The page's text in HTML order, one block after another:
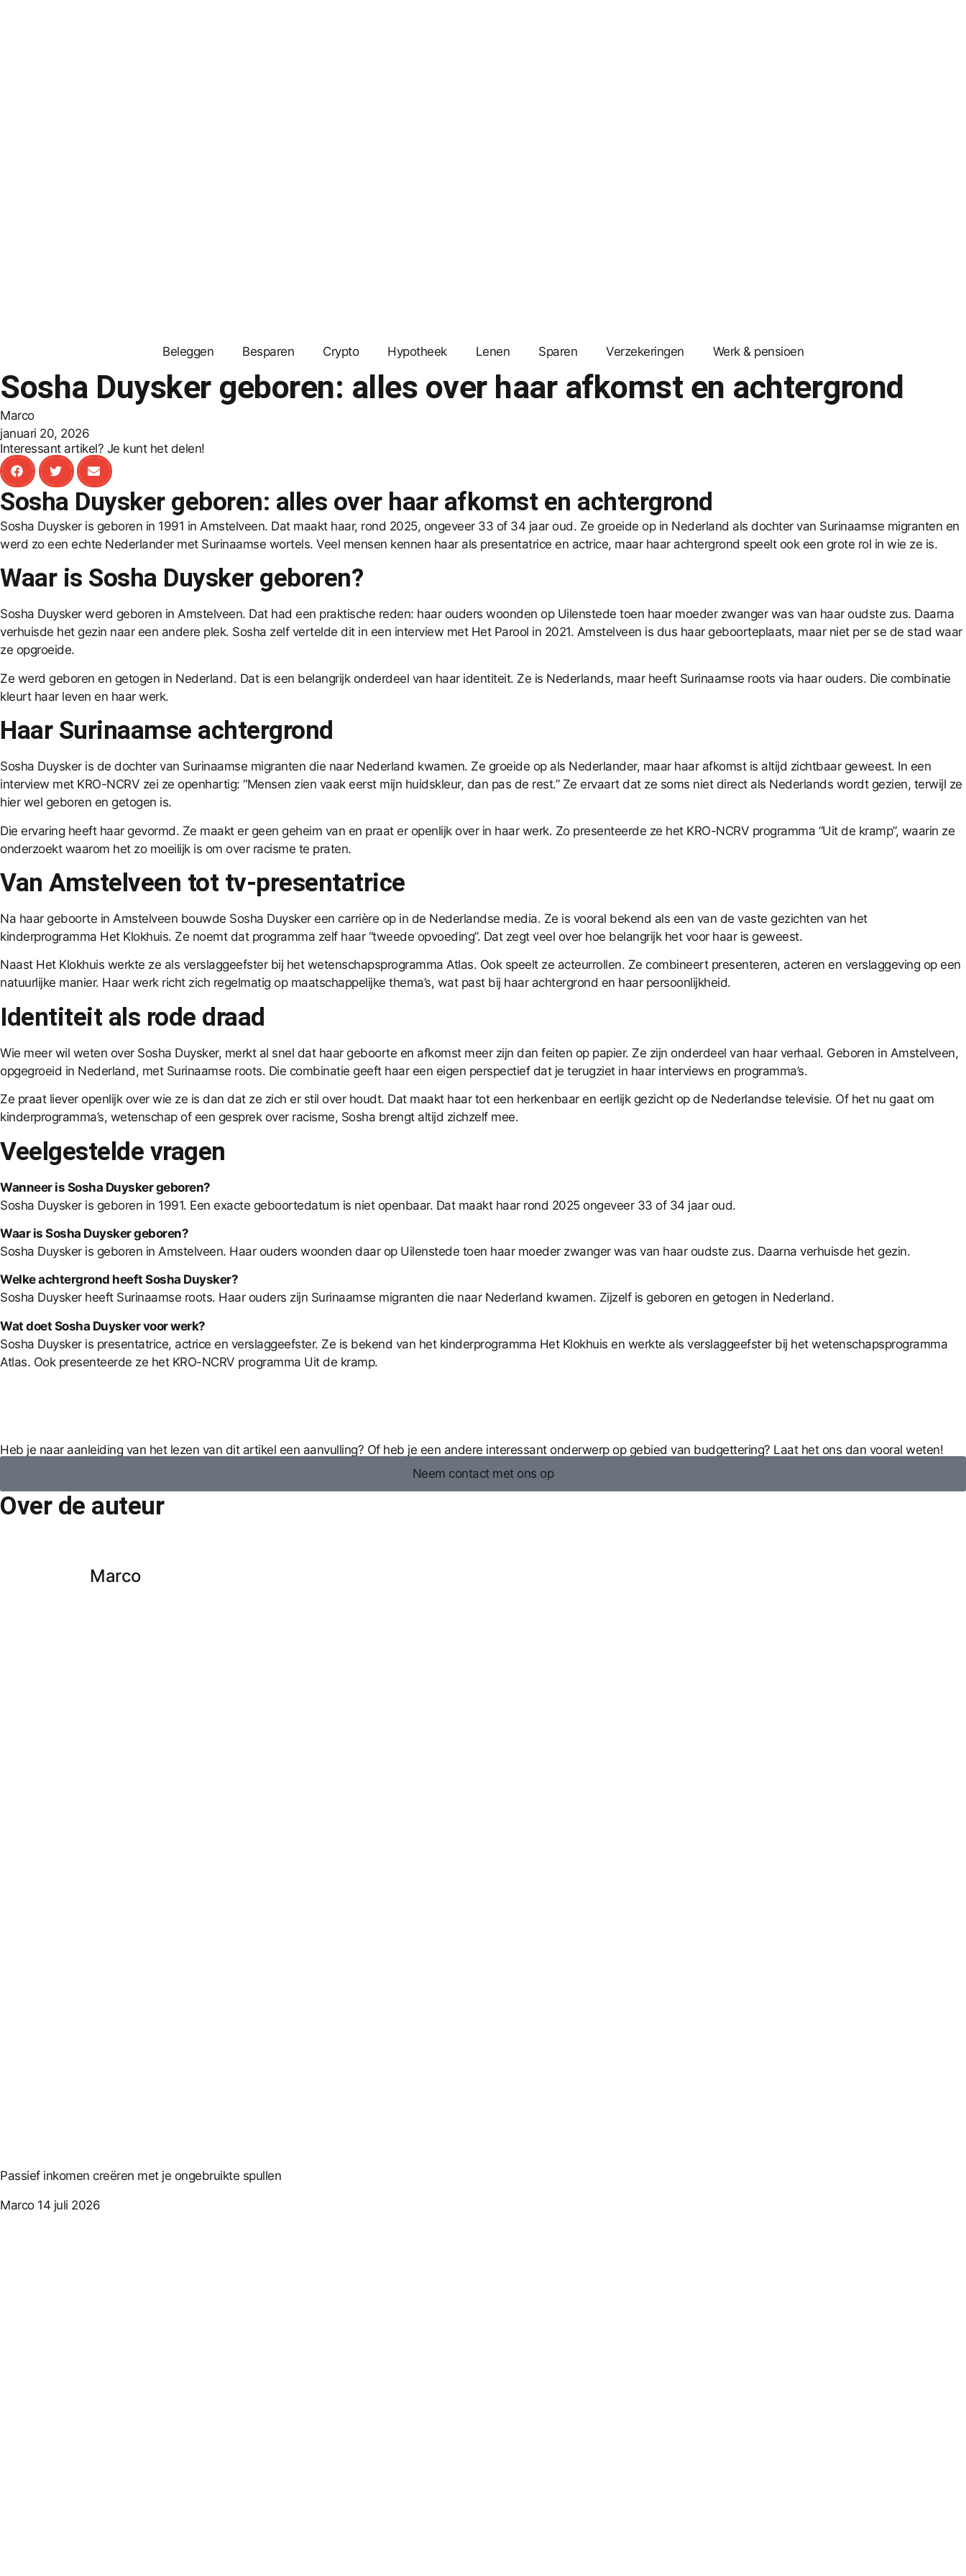
Beleggen Besparen Crypto Hypotheek Lenen Sparen Verzekeringen Werk & pensioen
Sosha Duysker geboren: alles over haar afkomst en achtergrond
Marco
januari 20, 2026
Interessant artikel? Je kunt het delen!
Sosha Duysker geboren: alles over haar afkomst en achtergrond
Sosha Duysker is geboren in 1991 in Amstelveen. Dat maakt haar, rond 2025, ongeveer 33 of 34 jaar oud. Ze groeide op in Nederland als dochter van Surinaamse migranten en
werd zo een echte Nederlander met Surinaamse wortels. Veel mensen kennen haar als presentatrice en actrice, maar haar achtergrond speelt ook een grote rol in wie ze is.
Waar is Sosha Duysker geboren?
Sosha Duysker werd geboren in Amstelveen. Dat had een praktische reden: haar ouders woonden op Uilenstede toen haar moeder zwanger was van haar oudste zus. Daarna
verhuisde het gezin naar een andere plek. Sosha zelf vertelde dit in een interview met Het Parool in 2021. Amstelveen is dus haar geboorteplaats, maar niet per se de stad waar
ze opgroeide.
Ze werd geboren en getogen in Nederland. Dat is een belangrijk onderdeel van haar identiteit. Ze is Nederlands, maar heeft Surinaamse roots via haar ouders. Die combinatie
kleurt haar leven en haar werk.
Haar Surinaamse achtergrond
Sosha Duysker is de dochter van Surinaamse migranten die naar Nederland kwamen. Ze groeide op als Nederlander, maar haar afkomst is altijd zichtbaar geweest. In een
interview met KRO-NCRV zei ze openhartig: “Mensen zien vaak eerst mijn huidskleur, dan pas de rest.” Ze ervaart dat ze soms niet direct als Nederlands wordt gezien, terwijl ze
hier wel geboren en getogen is.
Die ervaring heeft haar gevormd. Ze maakt er geen geheim van en praat er openlijk over in haar werk. Zo presenteerde ze het KRO-NCRV programma “Uit de kramp”, waarin ze
onderzoekt waarom het zo moeilijk is om over racisme te praten.
Van Amstelveen tot tv-presentatrice
Na haar geboorte in Amstelveen bouwde Sosha Duysker een carrière op in de Nederlandse media. Ze is vooral bekend als een van de vaste gezichten van het
kinderprogramma Het Klokhuis. Ze noemt dat programma zelf haar “tweede opvoeding”. Dat zegt veel over hoe belangrijk het voor haar is geweest.
Naast Het Klokhuis werkte ze als verslaggeefster bij het wetenschapsprogramma Atlas. Ook speelt ze acteurrollen. Ze combineert presenteren, acteren en verslaggeving op een
natuurlijke manier. Haar werk richt zich regelmatig op maatschappelijke thema’s, wat past bij haar achtergrond en haar persoonlijkheid.
Identiteit als rode draad
Wie meer wil weten over Sosha Duysker, merkt al snel dat haar geboorte en afkomst meer zijn dan feiten op papier. Ze zijn onderdeel van haar verhaal. Geboren in Amstelveen,
opgegroeid in Nederland, met Surinaamse roots. Die combinatie geeft haar een eigen perspectief dat je terugziet in haar interviews en programma’s.
Ze praat liever openlijk over wie ze is dan dat ze zich er stil over houdt. Dat maakt haar tot een herkenbaar en eerlijk gezicht op de Nederlandse televisie. Of het nu gaat om
kinderprogramma’s, wetenschap of een gesprek over racisme, Sosha brengt altijd zichzelf mee.
Veelgestelde vragen
Wanneer is Sosha Duysker geboren?
Sosha Duysker is geboren in 1991. Een exacte geboortedatum is niet openbaar. Dat maakt haar rond 2025 ongeveer 33 of 34 jaar oud.
Waar is Sosha Duysker geboren?
Sosha Duysker is geboren in Amstelveen. Haar ouders woonden daar op Uilenstede toen haar moeder zwanger was van haar oudste zus. Daarna verhuisde het gezin.
Welke achtergrond heeft Sosha Duysker?
Sosha Duysker heeft Surinaamse roots. Haar ouders zijn Surinaamse migranten die naar Nederland kwamen. Zijzelf is geboren en getogen in Nederland.
Wat doet Sosha Duysker voor werk?
Sosha Duysker is presentatrice, actrice en verslaggeefster. Ze is bekend van het kinderprogramma Het Klokhuis en werkte als verslaggeefster bij het wetenschapsprogramma
Atlas. Ook presenteerde ze het KRO-NCRV programma Uit de kramp.
Heb je naar aanleiding van het lezen van dit artikel een aanvulling? Of heb je een andere interessant onderwerp op gebied van budgettering? Laat het ons dan vooral weten!
Neem contact met ons op
Over de auteur
Marco
Passief inkomen creëren met je ongebruikte spullen
Marco 14 juli 2026